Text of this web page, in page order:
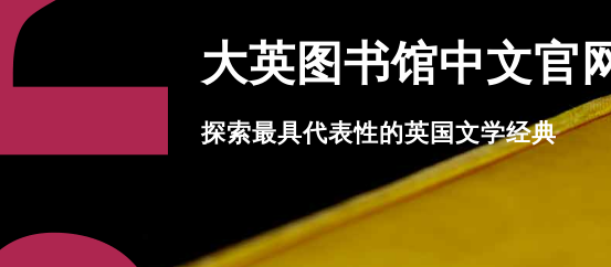
大英图书馆中文官
探索最具代表性的英国文学经典